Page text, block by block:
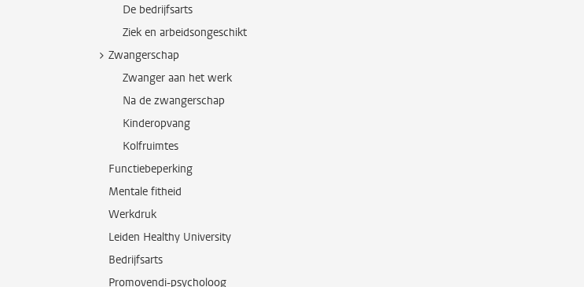
De bedrijfsarts
Ziek en arbeidsongeschikt
Zwangerschap
Zwanger aan het werk
Na de zwangerschap
Kinderopvang
Kolfruimtes
Functiebeperking
Mentale fitheid
Werkdruk
Leiden Healthy University
Bedrijfsarts
Promovendi-psycholoog